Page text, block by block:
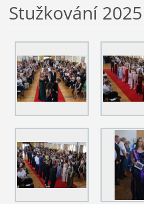
Stužkování 2025